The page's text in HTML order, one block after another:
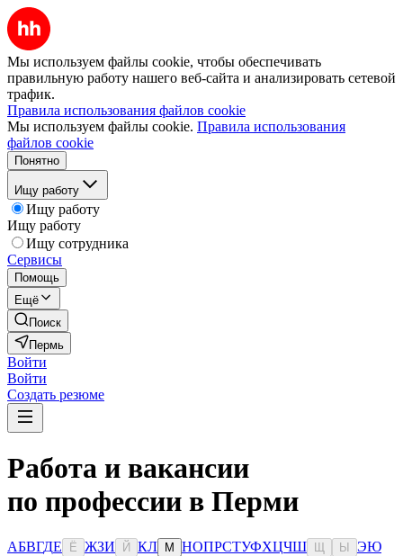
Мы используем файлы cookie, чтобы обеспечивать
правильную работу нашего веб-сайта и анализировать сетевой
трафик.
Правила использования файлов cookie
Мы используем файлы cookie. Правила использования
файлов cookie
Понятно
Ищу работу
Ищу работу
Ищу работу
Ищу сотрудника
Сервисы
Помощь
Ещё
Поиск
Пермь
Войти
Войти
Создать резюме
Работа и вакансии
по профессии в Перми
АБВГДЕ Ё ЖЗИ Й КЛ М НОПРСТУФХЦЧШ Ы ЭЮ